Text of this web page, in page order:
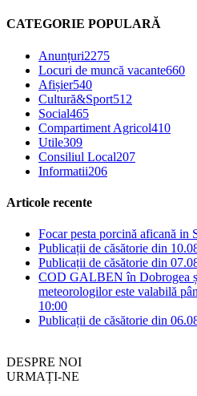
CATEGORIE POPULARĂ
Anunțuri2275
Locuri de muncă vacante660
Afișier540
Cultură&Sport512
Social465
Compartiment Agricol410
Utile309
Consiliul Local207
Informatii206
Articole recente
Focar pesta porcină aficană in
Publicații de căsătorie din
Publicații de căsătorie din
COD GALBEN în Dobrogea
meteorologilor este valabilă
10:00
Publicații de căsătorie din
DESPRE NOI
URMAȚI-NE